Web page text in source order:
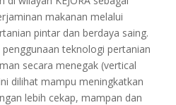
makanan melalui
pintar dan berdaya saing.
teknologi pertanian
secara menegak (vertical
dilihat mampu meningkatkan
lebih cekap, mampan dan